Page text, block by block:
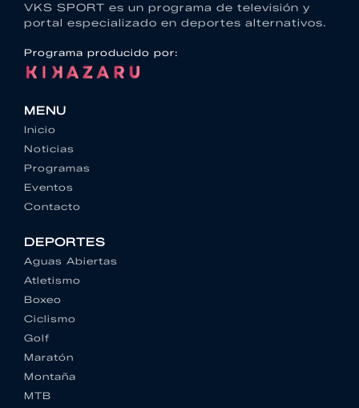
VKS SPORT es un programa de televisión y
portal especializado en deportes alternativos.
Programa producido por:
MENU
Inicio
Noticias
Programas
Eventos
Contacto
DEPORTES
Aguas Abiertas
Atletismo
Boxeo
Ciclismo
Golf
Maratón
Montaña
MTB